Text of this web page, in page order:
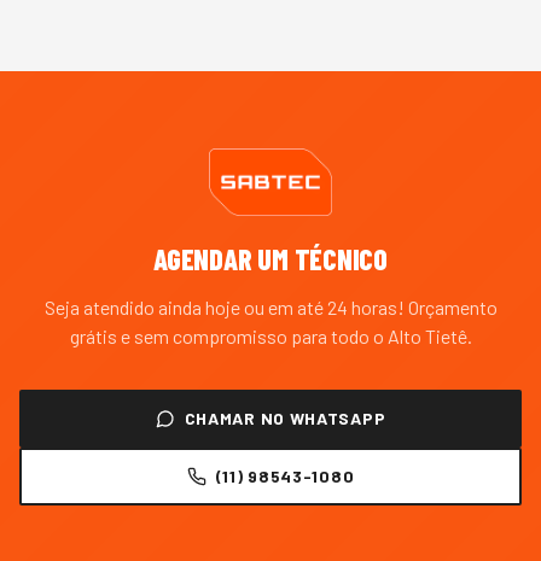
AGENDAR UM TÉCNICO
Seja atendido ainda hoje ou em até 24 horas! Orçamento
grátis e sem compromisso para todo o Alto Tietê.
CHAMAR NO WHATSAPP
(11) 98543-1080